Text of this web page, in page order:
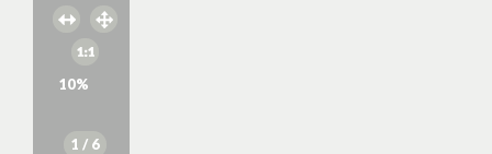
10%
1 / 6